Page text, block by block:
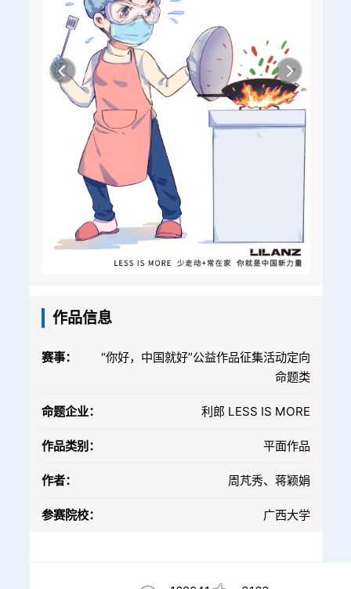
作品信息
赛事：
“你好，中国就好”公益作品征集活动定向
命题类
命题企业： 利郎 LESS IS MORE
作品类别： 平面作品
作者： 周芃秀、蒋颖娟
参赛院校： 广西大学